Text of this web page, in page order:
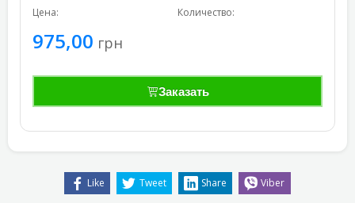
Цена:
975,00 грн
Количество:
Заказать
Like Tweet Share Viber